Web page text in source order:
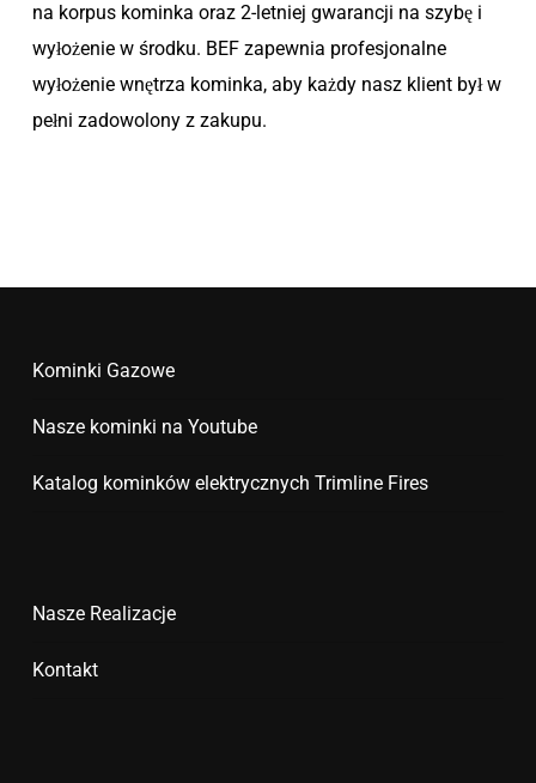
na korpus kominka oraz 2-letniej gwarancji na szybę i
wyłożenie w środku. BEF zapewnia profesjonalne
wyłożenie wnętrza kominka, aby każdy nasz klient był w
pełni zadowolony z zakupu.
Kominki Gazowe
Nasze kominki na Youtube
Katalog kominków elektrycznych Trimline Fires
Nasze Realizacje
Kontakt